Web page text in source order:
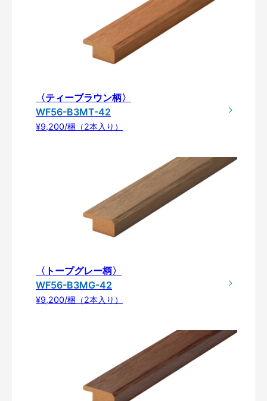
〈ティーブラウン柄〉
WF56-B3MT-42
¥9,200/梱（2本入り）
〈トープグレー柄〉
WF56-B3MG-42
¥9,200/梱（2本入り）